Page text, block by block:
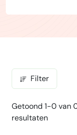
Filter
Getoond 1-0 van
resultaten